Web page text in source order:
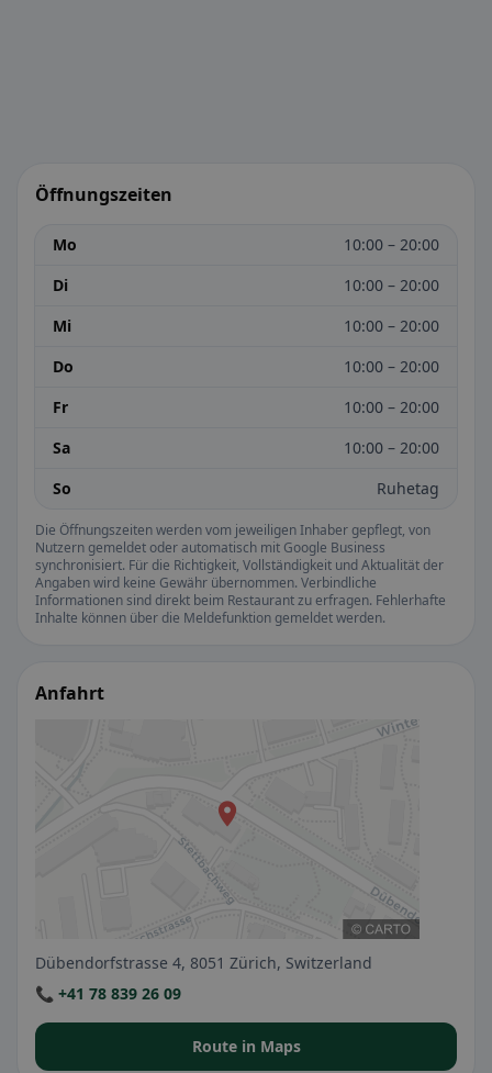
Öffnungszeiten
Mo
10:00 – 20:00
Di
10:00 – 20:00
Mi
10:00 – 20:00
Do
10:00 – 20:00
Fr
10:00 – 20:00
Sa
10:00 – 20:00
So
Ruhetag
Die Öffnungszeiten werden vom jeweiligen Inhaber gepflegt, von
Nutzern gemeldet oder automatisch mit Google Business
synchronisiert. Für die Richtigkeit, Vollständigkeit und Aktualität der
Angaben wird keine Gewähr übernommen. Verbindliche
Informationen sind direkt beim Restaurant zu erfragen. Fehlerhafte
Inhalte können über die Meldefunktion gemeldet werden.
Anfahrt
Dübendorfstrasse 4, 8051 Zürich, Switzerland
📞 +41 78 839 26 09
Route in Maps